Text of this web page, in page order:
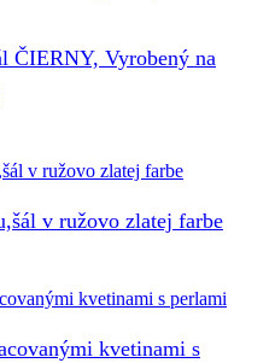
ČIERNY, Vyrobený na
v ružovo zlatej farbe
kvetinami s